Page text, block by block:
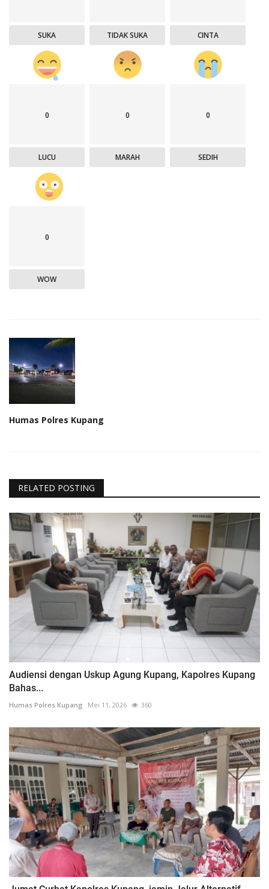
SUKA TIDAK SUKA CINTA
0
LUCU
0
MARAH
0
SEDIH
0
WOW
Humas Polres Kupang
RELATED POSTING
Audiensi dengan Uskup Agung Kupang, Kapolres Kupang
Bahas...
Humas Polres Kupang Mei 11, 2026 360